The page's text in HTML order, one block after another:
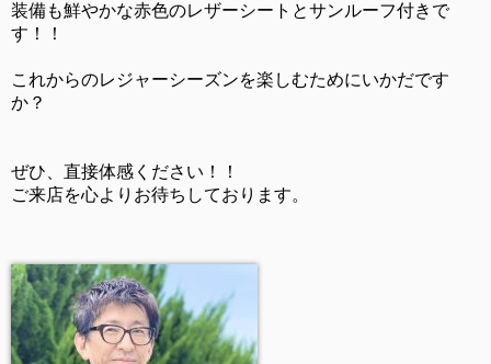
装備も鮮やかな赤色のレザーシートとサンルーフ付きで
す！！
これからのレジャーシーズンを楽しむためにいかだです
か？
ぜひ、直接体感ください！！
ご来店を心よりお待ちしております。